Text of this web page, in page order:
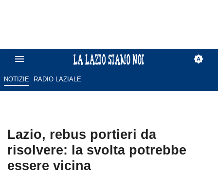
NOTIZIE RADIO LAZIALE
Lazio, rebus portieri da
risolvere: la svolta potrebbe
essere vicina